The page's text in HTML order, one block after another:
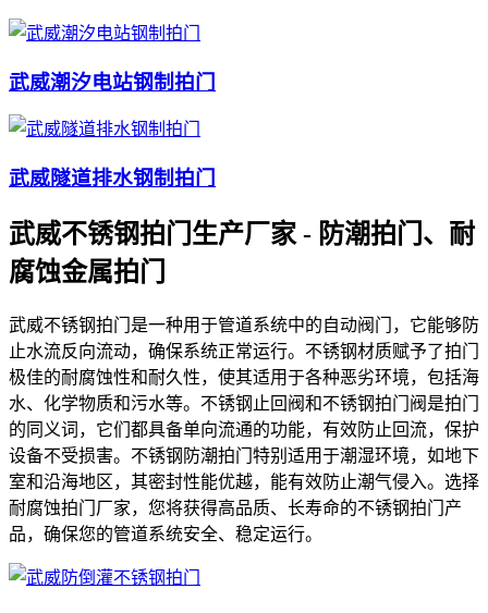
武威潮汐电站钢制拍门
武威隧道排水钢制拍门
武威不锈钢拍门生产厂家 - 防潮拍门、耐
腐蚀金属拍门
武威不锈钢拍门是一种用于管道系统中的自动阀门，它能够防
止水流反向流动，确保系统正常运行。不锈钢材质赋予了拍门
极佳的耐腐蚀性和耐久性，使其适用于各种恶劣环境，包括海
水、化学物质和污水等。不锈钢止回阀和不锈钢拍门阀是拍门
的同义词，它们都具备单向流通的功能，有效防止回流，保护
设备不受损害。不锈钢防潮拍门特别适用于潮湿环境，如地下
室和沿海地区，其密封性能优越，能有效防止潮气侵入。选择
耐腐蚀拍门厂家，您将获得高品质、长寿命的不锈钢拍门产
品，确保您的管道系统安全、稳定运行。